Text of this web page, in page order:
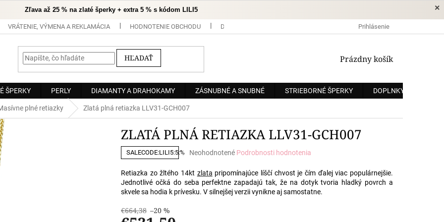
×
Zľava až 25 % na zlaté šperky + extra 5 % s kódom LILI5
VRÁTENIE, VÝMENA A REKLAMÁCIA HODNOTENIE OBCHODU DOPRAVA A PLATBA OCHRANA OSOBNÝCH ÚDAJOV
Prihlásenie
HĽADAŤ
NÁKUPNÝ
Prázdny košík
ŠPERKY PERLY DIAMANTY A DRAHOKAMY ZÁSNUBNÉ A SNUBNÉ STRIEBORNÉ ŠPERKY DOPLNKY
plné retiazky Zlatá plná retiazka LLV31-GCH007
ZLATÁ PLNÁ RETIAZKA LLV31-GCH007
SALECODE:LILI5:5:%
Priemerné
produktu
je
0,0
Neohodnotené Podrobnosti hodnotenia
€664,38 –20 %
Retiazka zo žltého 14kt zlata pripomínajúce líščí chvost je čím ďalej viac populárnejšie.
Jednotlivé očká do seba perfektne zapadajú tak, že na dotyk tvoria hladký povrch a
skvele sa hodia k prívesku. V silnejšej verzii vynikne aj samostatne.